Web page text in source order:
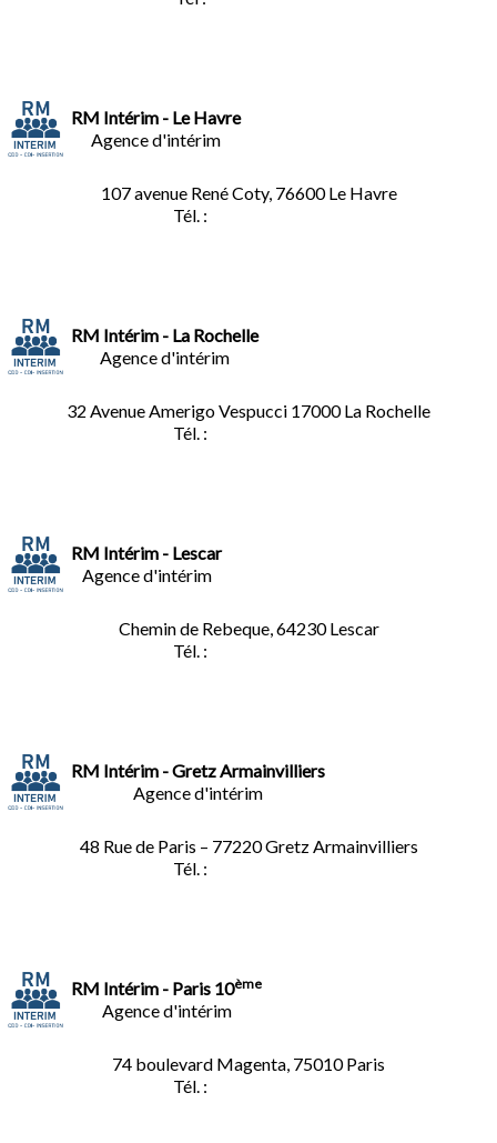
RM Intérim - Le Havre
Agence d'intérim
107 avenue René Coty, 76600 Le Havre
Tél. :
RM Intérim - La Rochelle
Agence d'intérim
32 Avenue Amerigo Vespucci 17000 La Rochelle
Tél. :
RM Intérim - Lescar
Agence d'intérim
Chemin de Rebeque, 64230 Lescar
Tél. :
RM Intérim - Gretz Armainvilliers
Agence d'intérim
48 Rue de Paris – 77220 Gretz Armainvilliers
Tél. :
RM Intérim - Paris 10ème
Agence d'intérim
74 boulevard Magenta, 75010 Paris
Tél. :